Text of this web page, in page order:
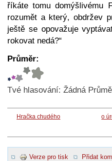
říkáte tomu domýšlivému
rozumět a který, obdržev
ještě se opovažuje
rokovat nedá?“
Průměr:
Tvé hlasování: Žádná
Hračka chudého o
Verze pro tisk Přidat